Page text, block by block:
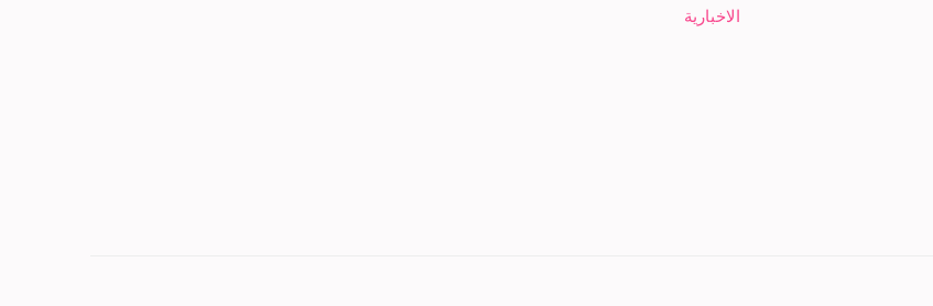
الاخبارية